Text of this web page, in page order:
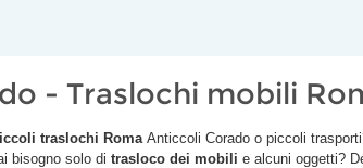
- Traslochi mobili
traslochi Roma Anticcoli Corado o piccoli
bisogno solo di trasloco dei mobili e alcuni oggetti?